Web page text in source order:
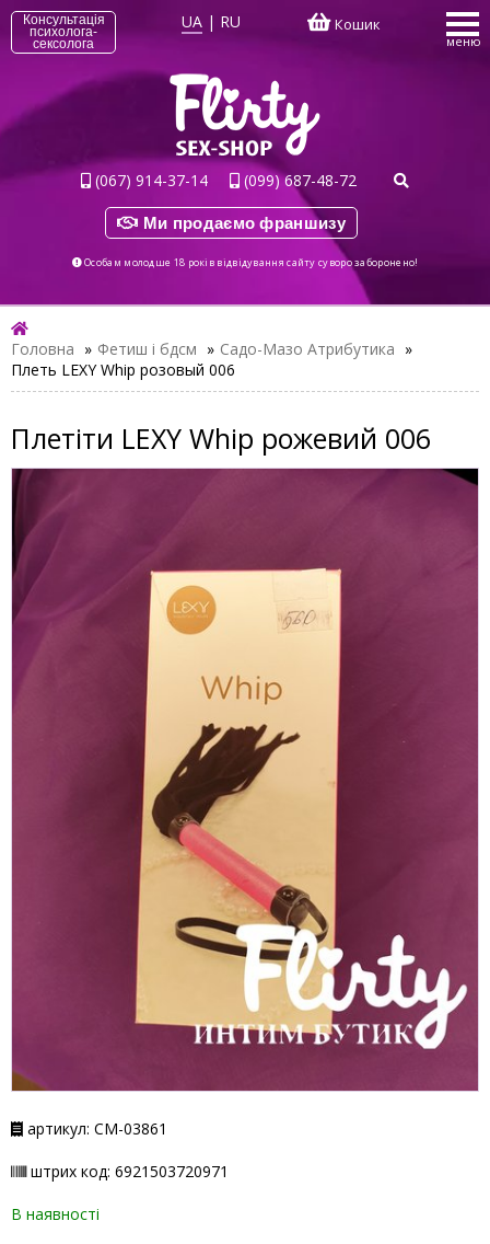
Консультація
психолога-
сексолога
UA | RU Кошик
меню
(067) 914-37-14 (099) 687-48-72
Ми продаємо франшизу
Особам молодше 18 років відвідування сайту суворо заборонено!
Головна » Фетиш і бдсм » Садо-Мазо Атрибутика »
Плеть LEXY Whip розовый 006
Плетіти LEXY Whip рожевий 006
артикул: СМ-03861
штрих код: 6921503720971
В наявності